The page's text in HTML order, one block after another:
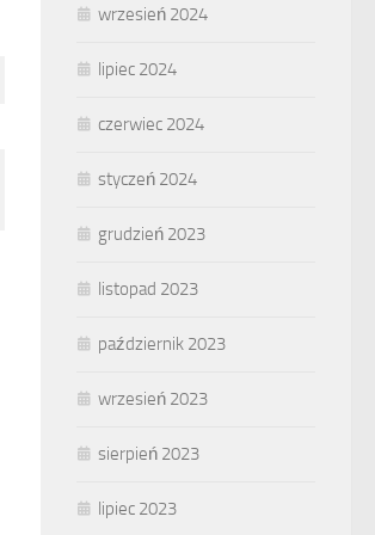
wrzesień 2024
lipiec 2024
czerwiec 2024
styczeń 2024
grudzień 2023
listopad 2023
październik 2023
wrzesień 2023
sierpień 2023
lipiec 2023